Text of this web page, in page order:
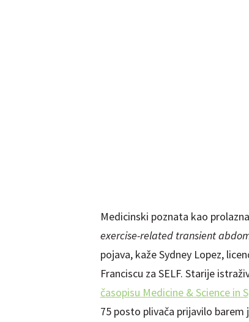
Medicinski poznata kao
exercise-related transient
pojava, kaže Sydney Lopez,
Franciscu za SELF. Starije
časopisu Medicine & Science in
75 posto plivača prijavilo